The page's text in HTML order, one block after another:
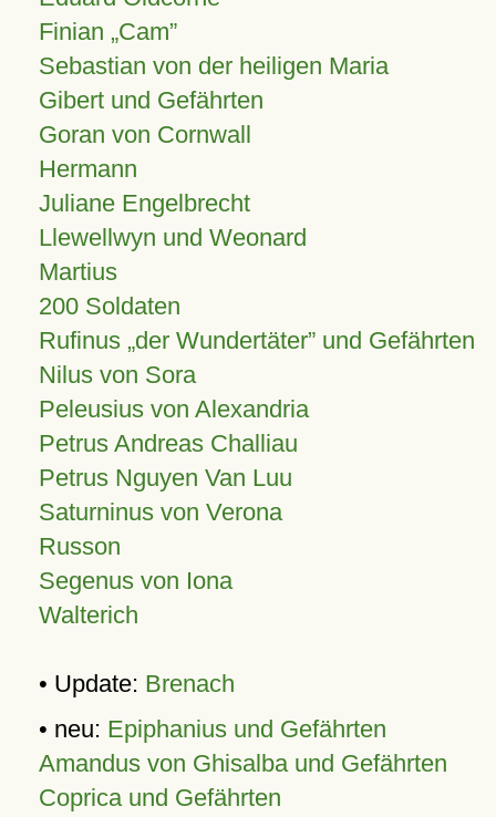
Finian Cam
Sebastian von der heiligen Maria
Gibert und Gefährten
Goran von Cornwall
Hermann
Juliane Engelbrecht
Llewellwyn und Weonard
Martius
200 Soldaten
Rufinus „der Wundertäter” und Gefährten
Nilus von Sora
Peleusius von Alexandria
Petrus Andreas Challiau
Petrus Nguyen Van Luu
Saturninus von Verona
Russon
Segenus von Iona
Walterich
• Update: Brenach
• neu: Epiphanius und Gefährten
Amandus von Ghisalba und Gefährten
Coprica und Gefährten